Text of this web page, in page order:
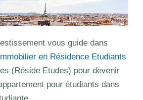
vous guide dans
en Résidence Etudiants
(Réside Etudes) pour devenir
pour étudiants dans